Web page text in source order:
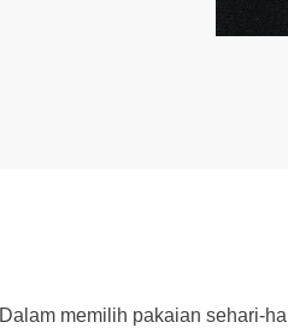
Dalam memilih pakaian sehari-